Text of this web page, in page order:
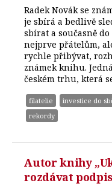
Radek Novák se
je sbírá a bedlivě
sbírat a současně
nejprve přátelům,
rychle přibývat,
známek knihu.
českém trhu, která
filatelie investice do
rekordy
Autor knihy
rozdávat